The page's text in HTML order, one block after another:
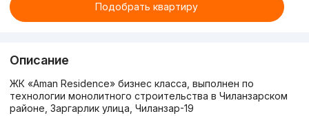
Подобрать квартиру
Описание
ЖК «Aman Residence» бизнес класса, выполнен по
технологии монолитного строительства в Чиланзарском
районе, Заргарлик улица, Чиланзар-19